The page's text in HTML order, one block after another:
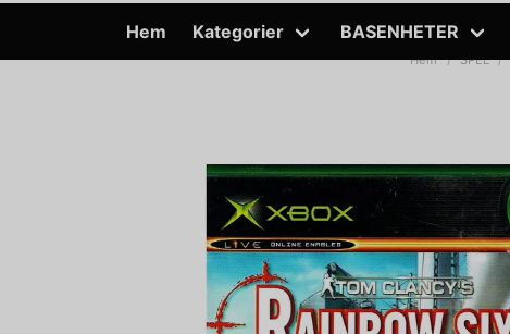
Hem Kategorier BASENHETER
Hem SPEL